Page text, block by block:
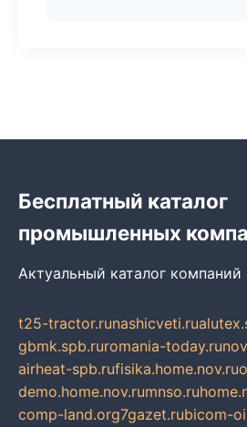
Бесплатный каталог
промышленных
Актуальный каталог
t25-tractor.runashicveti.ru
gbmk.spb.ruromania-today.ru
airheat-spb.rufisika.home.nov.ru
demo.home.nov.rumnso.ru
comp-land.org7gazet.rubicom-